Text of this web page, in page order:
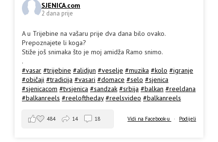
SJENICA.com
2 dana prije
A u Trijebine na vašaru prije dva dana bilo ovako.
Prepoznajete li koga?
Stiže još snimaka što je moj amidža Ramo snimo.
.
#vasar #trijebine #alidjun #veselje #muzika #kolo #igranje
#običaji #tradicija #vasari #domace #selo #sjenica
#sjenicacom #tvsjenica #sandzak #srbija #balkan #reeldana
#balkanreels #reeloftheday #reelsvideo #balkanreels
Vidi na Facebook-u · Podijeli
484 14 18